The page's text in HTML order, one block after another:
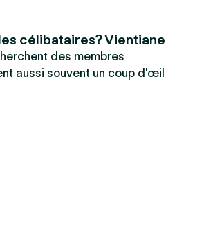
célibataires? Vientiane
des membres
aussi souvent un coup d'œil